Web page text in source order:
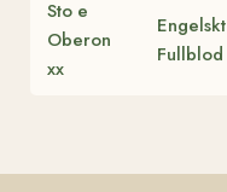
Sto e
Oberon
xx
Engelskt
Fullblod